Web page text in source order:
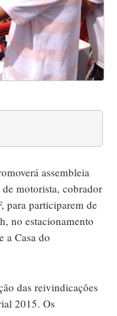
assembleia
motorista, cobrador
para participarem de
no estacionamento
a Casa do
das reivindicações
2015. Os